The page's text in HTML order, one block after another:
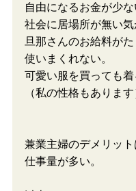
自由になるお金が少な
社会に居場所が無い気
旦那さんのお給料が
使いまくれない。
可愛い服を買っても
（私の性格もあります
兼業主婦のデメリット
仕事量が多い。